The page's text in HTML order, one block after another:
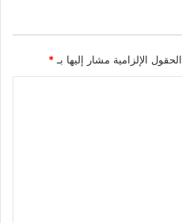
الحقول الإلزامية مشار إليها بـ *